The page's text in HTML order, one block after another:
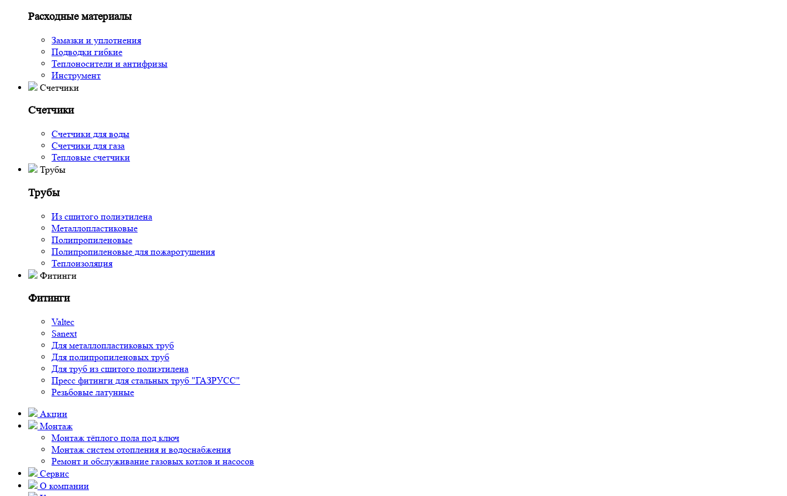
Расходные материалы
Замазки и уплотнения
Подводки гибкие
Теплоносители и антифризы
Инструмент
Счетчики
Счетчики
Счетчики для воды
Счетчики для газа
Тепловые счетчики
Трубы
Трубы
Из сшитого полиэтилена
Металлопластиковые
Полипропиленовые
Полипропиленовые для пожаротушения
Теплоизоляция
Фитинги
Фитинги
Valtec
Sanext
Для металлопластиковых труб
Для полипропиленовых труб
Для труб из сшитого полиэтилена
Пресс фитинги для стальных труб "ГАЗРУСС"
Резьбовые латунные
Акции
Монтаж
Монтаж тёплого пола под ключ
Монтаж систем отопления и водоснабжения
Ремонт и обслуживание газовых котлов и насосов
Сервис
О компании